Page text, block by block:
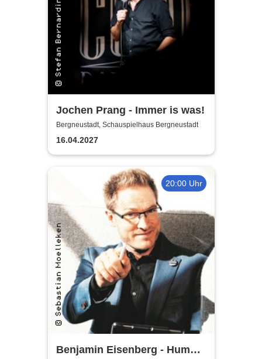
Jochen Prang - Immer is was!
Bergneustadt, Schauspielhaus Bergneustadt
16.04.2027
20:00 Uhr
Benjamin Eisenberg - Humor-